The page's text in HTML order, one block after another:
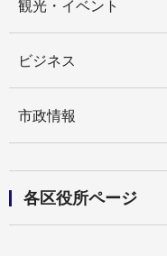
観光・イベント
ビジネス
市政情報
各区役所ページ